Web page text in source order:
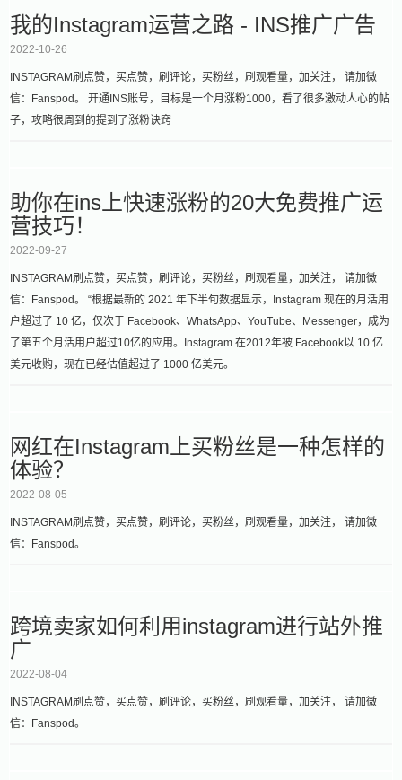
我的Instagram运营之路 - INS推广广告
2022-10-26
INSTAGRAM刷点赞，买点赞，刷评论，买粉丝，刷观看量，加关注， 请加微
信：Fanspod。 开通INS账号，目标是一个月涨粉1000，看了很多激动人心的帖
子，攻略很周到的提到了涨粉诀窍
助你在ins上快速涨粉的20大免费推广运
营技巧！
2022-09-27
INSTAGRAM刷点赞，买点赞，刷评论，买粉丝，刷观看量，加关注， 请加微
信：Fanspod。 “根据最新的 2021 年下半旬数据显示，Instagram 现在的月活用
户超过了 10 亿，仅次于 Facebook、WhatsApp、YouTube、Messenger，成为
了第五个月活用户超过10亿的应用。Instagram 在2012年被 Facebook以 10 亿
美元收购，现在已经估值超过了 1000 亿美元。
网红在Instagram上买粉丝是一种怎样的
体验？
2022-08-05
INSTAGRAM刷点赞，买点赞，刷评论，买粉丝，刷观看量，加关注， 请加微
信：Fanspod。
跨境卖家如何利用instagram进行站外推
广
2022-08-04
INSTAGRAM刷点赞，买点赞，刷评论，买粉丝，刷观看量，加关注， 请加微
信：Fanspod。